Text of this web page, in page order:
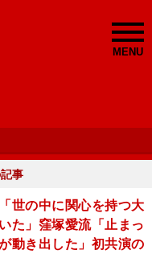
MENU
事
世の中に関心を持つ大
た」窪塚愛流「止まっ
動き出した」初共演の